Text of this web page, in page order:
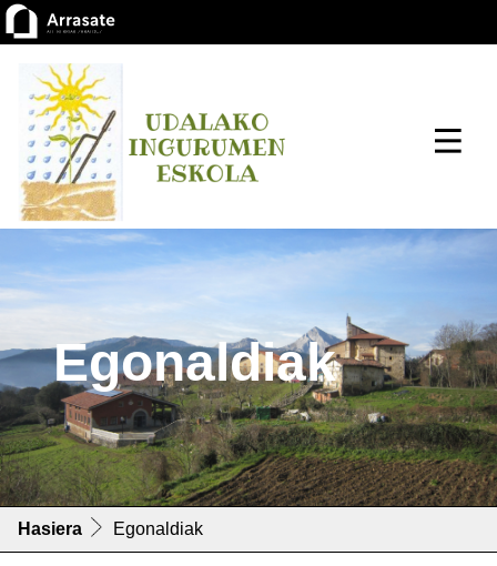
Egonaldiak
Hasiera Egonaldiak